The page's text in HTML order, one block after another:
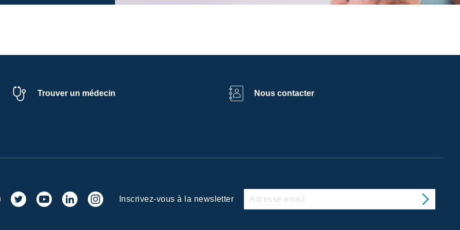
Trouver un médecin Nous contacter
Inscrivez-vous à la newsletter